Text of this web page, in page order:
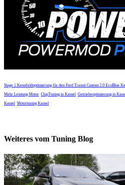
Stage 1 Kennfeldoptimierung für den Ford Transit Custom 2.0 EcoBlue
Mehr Leistung Motor ChipTuning in Kassel Getriebeoptimierung in
Kassel Motortuning Kassel
Weiteres vom Tuning Blog